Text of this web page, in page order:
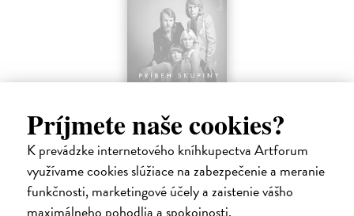
Príjmete naše cookies?
K prevádzke internetového kníhkupectva Artforum
využívame cookies slúžiace na zabezpečenie a meranie
funkčnosti, marketingové účely a zaistenie vášho
maximálneho pohodlia a spokojnosti.
Príbeh skupiny ABBA: Skrytá
melanchólia
Gradvall Jan| Elektronická kniha